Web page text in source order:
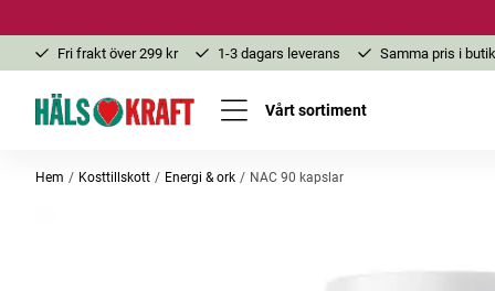
Fri frakt över 299 kr 1-3 dagars leverans Samma pris i
Vårt sortiment
Hem Kosttillskott Energi & ork NAC 90 kapslar